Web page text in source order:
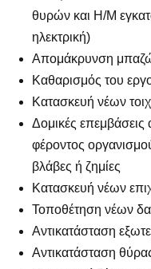
θυρών και Η/Μ
ηλεκτρική)
Απομάκρυνση
Καθαρισμός του
Κατασκευή νέων
Δομικές επεμβάσεις
φέροντος
βλάβες ή ζημίες
Κατασκευή νέων
Τοποθέτηση νέων
Αντικατάσταση
Αντικατάσταση